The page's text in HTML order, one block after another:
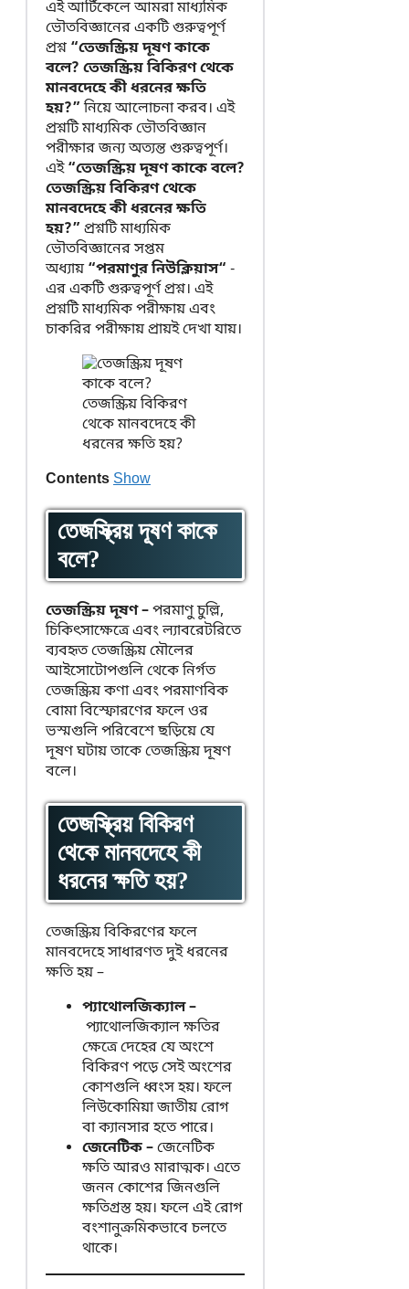
এই আর্টিকেলে আমরা মাধ্যমিক
ভৌতবিজ্ঞানের একটি গুরুত্বপূর্ণ
প্রশ্ন “তেজস্ক্রিয় দূষণ কাকে
বলে? তেজস্ক্রিয় বিকিরণ থেকে
মানবদেহে কী ধরনের ক্ষতি
হয়?”নিয়ে আলোচনা করব। এই
প্রশ্নটি মাধ্যমিক ভৌতবিজ্ঞান
পরীক্ষার জন্য অত্যন্ত গুরুত্বপূর্ণ।
এই“তেজস্ক্রিয় দূষণ কাকে বলে?
তেজস্ক্রিয় বিকিরণ থেকে
মানবদেহে কী ধরনের ক্ষতি
হয়?” প্রশ্নটি মাধ্যমিক
ভৌতবিজ্ঞানের সপ্তম
অধ্যায়“পরমাণুর নিউক্লিয়াস“ -
এর একটি গুরুত্বপূর্ণ প্রশ্ন। এই
প্রশ্নটি মাধ্যমিক পরীক্ষায় এবং
চাকরির পরীক্ষায় প্রায়ই দেখা যায়।
ContentsShow
তেজস্ক্রিয় দূষণ কাকে
বলে?
তেজস্ক্রিয় দূষণ –পরমাণু চুল্লি,
চিকিৎসাক্ষেত্রে এবং ল্যাবরেটরিতে
ব্যবহৃত তেজস্ক্রিয় মৌলের
আইসোটোপগুলি থেকে নির্গত
তেজস্ক্রিয় কণা এবং পরমাণবিক
বোমা বিস্ফোরণের ফলে ওর
ভস্মগুলি পরিবেশে ছড়িয়ে যে
দূষণ ঘটায় তাকে তেজস্ক্রিয় দূষণ
বলে।
তেজস্ক্রিয় বিকিরণ
থেকে মানবদেহে কী
ধরনের ক্ষতি হয়?
তেজস্ক্রিয় বিকিরণের ফলে
মানবদেহে সাধারণত দুই ধরনের
ক্ষতি হয় –
প্যাথোলজিক্যাল –
প্যাথোলজিক্যাল ক্ষতির
ক্ষেত্রে দেহের যে অংশে
বিকিরণ পড়ে সেই অংশের
কোশগুলি ধ্বংস হয়। ফলে
লিউকোমিয়া জাতীয় রোগ
বা ক্যানসার হতে পারে।
জেনেটিক –জেনেটিক
ক্ষতি আরও মারাত্মক। এতে
জনন কোশের জিনগুলি
ক্ষতিগ্রস্ত হয়। ফলে এই রোগ
বংশানুক্রমিকভাবে চলতে
থাকে।